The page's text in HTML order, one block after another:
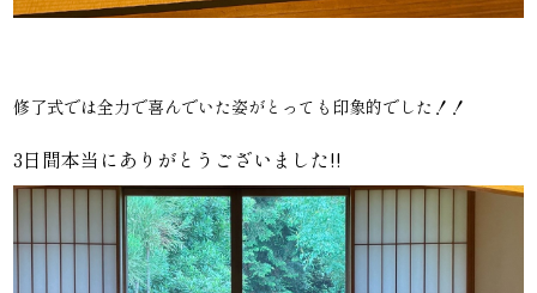
修了式では全力で喜んでいた姿がとっても印象的でした！！
3日間本当にありがとうございました!!